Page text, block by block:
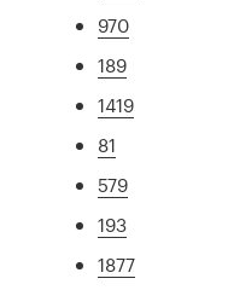
970
189
1419
81
579
193
1877